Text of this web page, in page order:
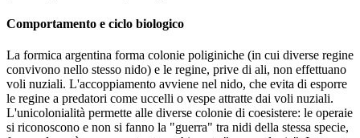
Comportamento e ciclo biologico
La formica argentina forma colonie poliginiche (in cui diverse regine
convivono nello stesso nido) e le regine, prive di ali, non effettuano
voli nuziali. L'accoppiamento avviene nel nido, che evita di esporre
le regine a predatori come uccelli o vespe attratte dai voli nuziali.
L'unicolonialità permette alle diverse colonie di coesistere: le operaie
si riconoscono e non si fanno la "guerra" tra nidi della stessa specie,